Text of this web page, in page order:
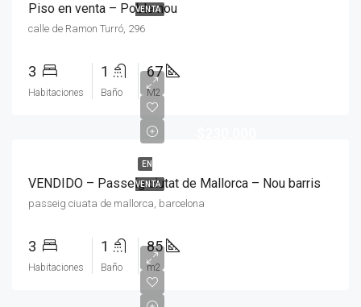
VENTA
Piso en venta – Poble nou
calle de Ramon Turró, 296
3
Habitaciones
1
Baño
67
M2
EN
VENTA
VENDIDO – Passeig ciutat de Mallorca – Nou barris
passeig ciuata de mallorca, barcelona
3
Habitaciones
1
Baño
85
m2